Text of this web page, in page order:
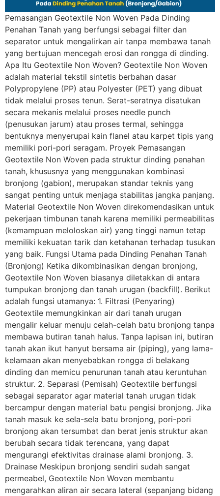
Pemasangan Geotextile Non Woven Pada Dinding
Penahan Tanah yang berfungsi sebagai filter dan
separator untuk mengalirkan air tanpa membawa tanah
yang bertujuan mencegah erosi dan rongga di dinding.
Apa Itu Geotextile Non Woven? Geotextile Non Woven
adalah material tekstil sintetis berbahan dasar
Polypropylene (PP) atau Polyester (PET) yang dibuat
tidak melalui proses tenun. Serat-seratnya disatukan
secara mekanis melalui proses needle punch
(penusukan jarum) atau proses termal, sehingga
bentuknya menyerupai kain flanel atau karpet tipis yang
memiliki pori-pori seragam. Proyek Pemasangan
Geotextile Non Woven pada struktur dinding penahan
tanah, khususnya yang menggunakan kombinasi
bronjong (gabion), merupakan standar teknis yang
sangat penting untuk menjaga stabilitas jangka panjang.
Material Geotextile Non Woven direkomendasikan untuk
pekerjaan timbunan tanah karena memiliki permeabilitas
(kemampuan meloloskan air) yang tinggi namun tetap
memiliki kekuatan tarik dan ketahanan terhadap tusukan
yang baik. Fungsi Utama pada Dinding Penahan Tanah
(Bronjong) Ketika dikombinasikan dengan bronjong,
Geotextile Non Woven biasanya diletakkan di antara
tumpukan bronjong dan tanah urugan (backfill). Berikut
adalah fungsi utamanya: 1. Filtrasi (Penyaring)
Geotextile memungkinkan air dari tanah urugan
mengalir keluar menuju celah-celah batu bronjong tanpa
membawa butiran tanah halus. Tanpa lapisan ini, butiran
tanah akan ikut hanyut bersama air (piping), yang lama-
kelamaan akan menyebabkan rongga di belakang
dinding dan memicu penurunan tanah atau keruntuhan
struktur. 2. Separasi (Pemisah) Geotextile berfungsi
sebagai separator agar material tanah urugan tidak
bercampur dengan material batu pengisi bronjong. Jika
tanah masuk ke sela-sela batu bronjong, pori-pori
bronjong akan tersumbat dan berat jenis struktur akan
berubah secara tidak terencana, yang dapat
mengurangi efektivitas drainase alami bronjong. 3.
Drainase Meskipun bronjong sendiri sudah sangat
permeabel, Geotextile Non Woven membantu
mengarahkan aliran air secara lateral (sepanjang bidang